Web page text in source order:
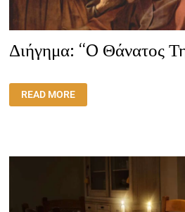
Διήγημα: “O Θάνατος
ΔΙΉΓΗΜΑ:
“O
ΘΆΝΑΤΟΣ
READ MORE